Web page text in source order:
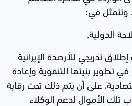
وتتمثل في:
الدولية.
تدريجي للأرصدة الإيرانية
تطوير بنيتها التنموية وإعادة
على أن يتم ذلك تحت رقابة
الأموال لدعم الوكلاء